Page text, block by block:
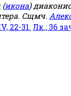
(икона)
Сщмч.
22-31. Лк., 36